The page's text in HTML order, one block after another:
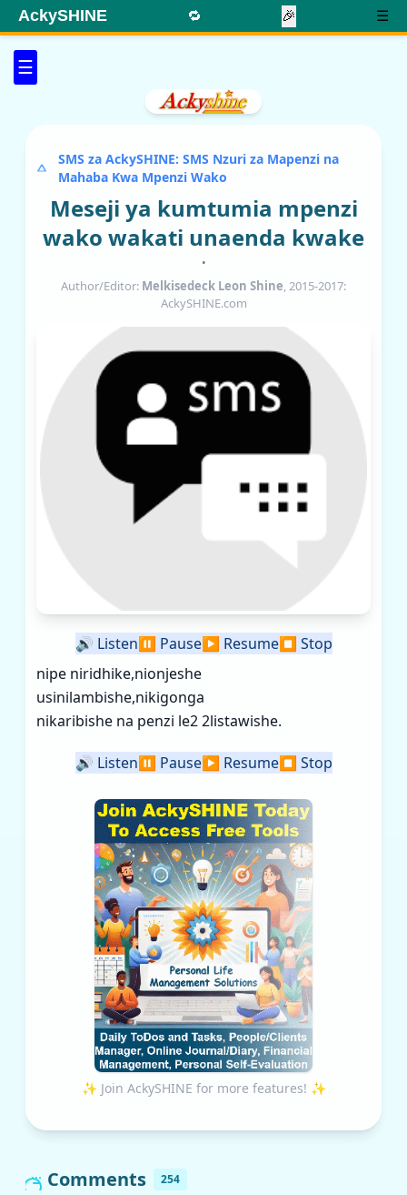
☰
AckySHINE 🔁 🎉 ☰
SMS za AckySHINE: SMS Nzuri za Mapenzi na
Mahaba Kwa Mpenzi Wako
Meseji ya kumtumia mpenzi
wako wakati unaenda kwake
•
Author/Editor: Melkisedeck Leon Shine, 2015-2017:
AckySHINE.com
🔊 Listen⏸️ Pause▶️ Resume⏹️ Stop
nipe niridhike,nionjeshe
usinilambishe,nikigonga
nikaribishe na penzi le2 2listawishe.
🔊 Listen⏸️ Pause▶️ Resume⏹️ Stop
✨ Join AckySHINE for more features! ✨
Comments 254